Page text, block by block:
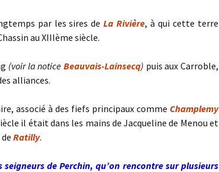
par les sires deLa Rivière, à qui cette terre
au XIIIème siècle.
(voir la notice Beauvais-Lainsecq) puis aux Carroble,
alliances.
associé à des fiefs principaux comme Champlemy
il était dans les mains de Jacqueline de Menou et
Ratilly.
seigneurs de Perchin, qu’on rencontre sur plusieurs